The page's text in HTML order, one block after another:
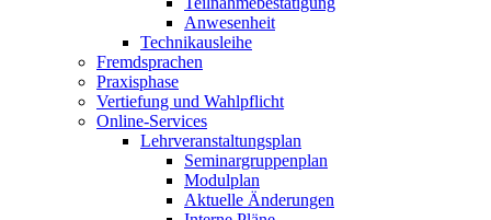
Anwesenheit
Technikausleihe
Fremdsprachen
Praxisphase
Vertiefung und Wahlpflicht
Online-Services
Lehrveranstaltungsplan
Seminargruppenplan
Modulplan
Aktuelle Änderungen